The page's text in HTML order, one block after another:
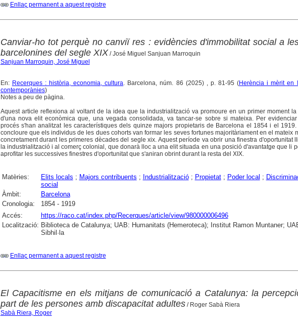
Enllaç permanent a aquest registre
Canviar-ho tot perquè no canviï res : evidències d'immobilitat social a
barcelonines del segle XIX / José Miguel Sanjuan Marroquin
Sanjuan Marroquin, José Miguel
En: Recerques : història, economia, cultura. Barcelona, núm. 86 (2025) , p. 81-95 (Herència i mèrit en
contemporànies)
Notes a peu de pàgina.
Aquest article reflexiona al voltant de la idea que la industrialització va promoure en un primer moment la
d'una nova elit econòmica que, una vegada consolidada, va tancar-se sobre si mateixa. Per
procés s'han analitzat les característiques dels quinze majors propietaris de Barcelona el 1854 i el 1919.
concloure que els individus de les dues cohorts van formar les seves fortunes majoritàriament en el mateix
concretament durant les primeres dècades del segle xix. Aquest període va obrir una finestra d'oportunitat
la industrialització i al comerç colonial, que donarà lloc a una elit situada en una posició d'avantatge que li
aprofitar les successives finestres d'oportunitat que s'aniran obrint durant la resta del XIX.
Matèries: Elits locals ; Majors contribuents ; Industrialització; Propietat; Poder local ;
social
Àmbit:
Barcelona
Cronologia:
1854 - 1919
Accés:
https://raco.cat/index.php/Recerques/article/view/980000006496
Localització: Biblioteca de Catalunya; UAB: Humanitats (Hemeroteca); Institut Ramon Muntaner;
Sibhil·la
Enllaç permanent a aquest registre
El Capacitisme en els mitjans de comunicació a Catalunya: la
part de les persones amb discapacitat adultes/ Roger Sabà Riera
Sabà Riera, Roger